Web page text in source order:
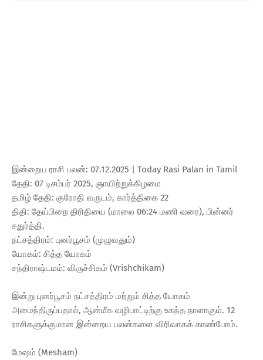
இன்றைய ராசி பலன்: 07.12.2025 | Today Rasi Palan in Tamil
தேதி: 07 டிசம்பர் 2025, ஞாயிற்றுக்கிழமை
தமிழ் தேதி: குரோதி வருடம், கார்த்திகை 22
திதி: தேய்பிறை திரிதியை (மாலை 06:24 மணி வரை), பின்னர்
சதுர்த்தி.
நட்சத்திரம்: புனர்பூசம் (முழுவதும்)
யோகம்: சித்த யோகம்
சந்திராஷ்டமம்: விருச்சிகம் (Vrishchikam)
இன்று புனர்பூசம் நட்சத்திரம் மற்றும் சித்த யோகம்
அமைந்திருப்பதால், ஆன்மீக வழிபாட்டிற்கு உகந்த நாளாகும். 12
ராசிகளுக்குமான இன்றைய பலன்களை விரிவாகக் காண்போம்.
மேஷம் (Mesham)